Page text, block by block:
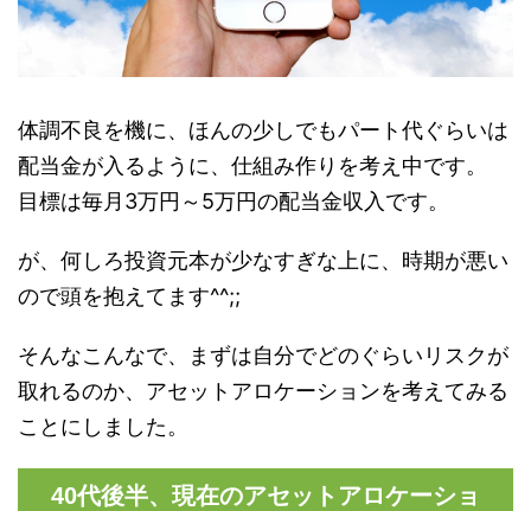
体調不良を機に、ほんの少しでもパート代ぐらいは
配当金が入るように、仕組み作りを考え中です。
目標は毎月3万円～5万円の配当金収入です。
が、何しろ投資元本が少なすぎな上に、時期が悪い
ので頭を抱えてます^^;;
そんなこんなで、まずは自分でどのぐらいリスクが
取れるのか、アセットアロケーションを考えてみる
ことにしました。
40代後半、現在のアセットアロケーショ